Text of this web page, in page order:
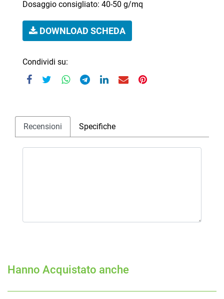
Dosaggio consigliato: 40-50 g/mq
DOWNLOAD SCHEDA
Condividi su:
Recensioni Specifiche
Hanno Acquistato anche